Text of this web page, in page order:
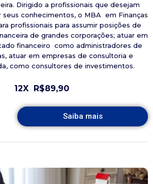
Dirigido a profissionais que desejam
seus conhecimentos, o MBA em Finanças
profissionais para assumir posições de
de grandes corporações; atuar em
financeiro como administradores de
atuar em empresas de consultoria e
como consultores de investimentos.
12X R$89,90
Saiba mais